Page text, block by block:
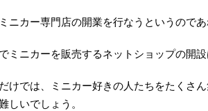
ニカー専門店の開業を行なうというのであ
ミニカーを販売するネットショップの開設
けでは、ミニカー好きの人たちをたくさ
しいでしょう。